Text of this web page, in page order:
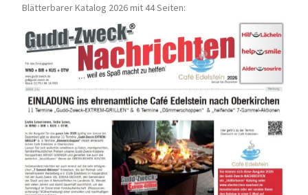
Blätterbarer Katalog 2026 mit 44 Seiten: